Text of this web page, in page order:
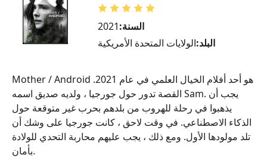
السنة:2021
البلد:الولايات المتحدة الأمريكية
Mother / Android هو أحد أفلام الخيال العلمي في عام 2021.
القصة تدور حول جورجيا ، ولديه صديق اسمه Sam. يجب أن
يذهبوا في رحلة للهروب من بلدهم بحرب غير متوقعة حول
الذكاء الاصطناعي. في وقت لاحق ، كانت جورجيا على وشك أن
تلد مولودها الأول. ومع ذلك ، يجب عليهم محاربة التحدي للولادة
بأمان.